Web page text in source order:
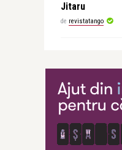
Jitaru
de revistatango